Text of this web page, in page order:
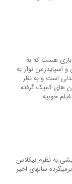
بازی هست که به
اسپایدرمن نوآر به
است و به نظر
های کمیک گرفته
خوبیه.
نظرم نیکلاس
سالهای اخیر